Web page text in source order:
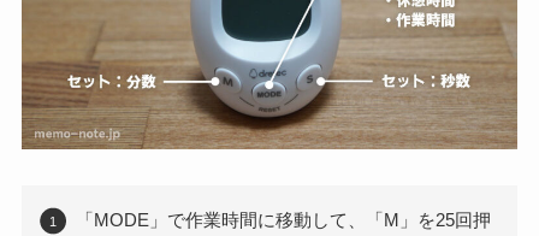
「MODE」で作業時間に移動して、「M」を25回押